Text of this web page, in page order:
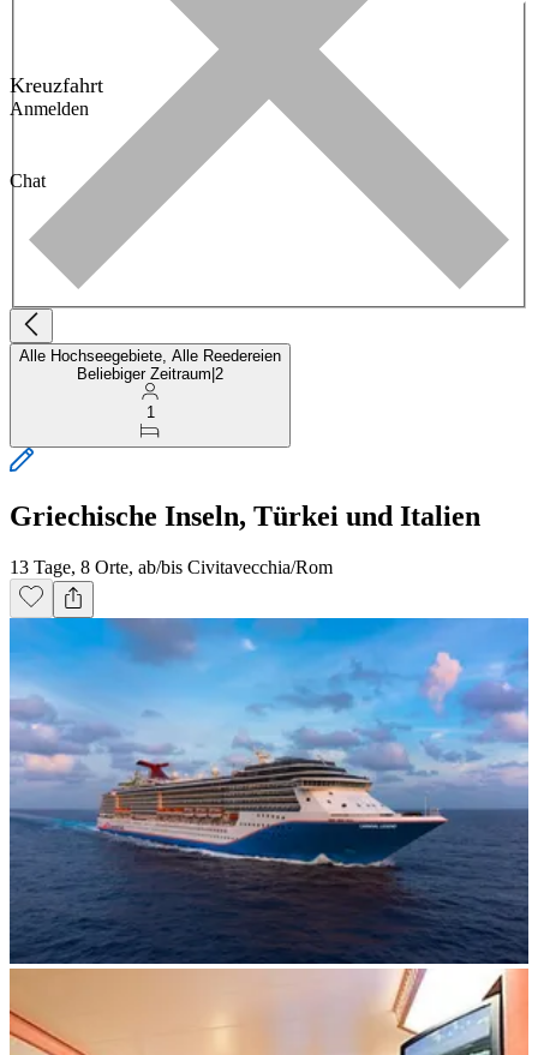
Kreuzfahrt
Anmelden
Chat
Alle Hochseegebiete, Alle Reedereien
Beliebiger Zeitraum 2
1
Griechische Inseln, Türkei und Italien
13 Tage, 8 Orte, ab/bis Civitavecchia/Rom